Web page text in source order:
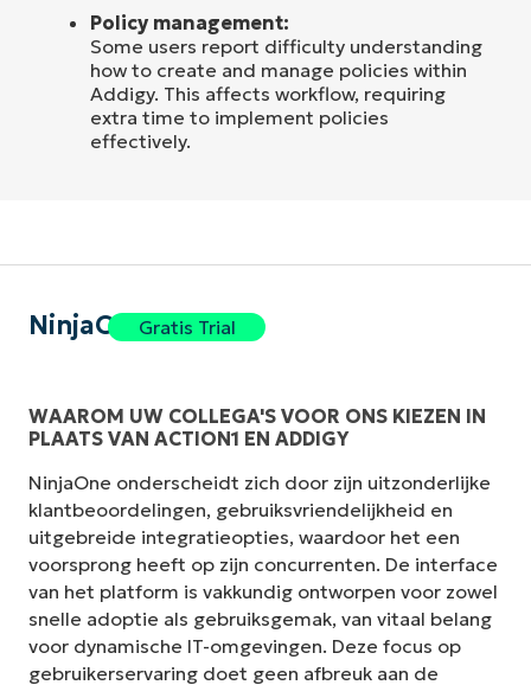
Policy management:
Some users report difficulty understanding
how to create and manage policies within
Addigy. This affects workflow, requiring
extra time to implement policies
effectively.
NinjaOneGratis Trial
WAAROM UW COLLEGA'S VOOR ONS KIEZEN IN
PLAATS VAN ACTION1 EN ADDIGY
NinjaOne onderscheidt zich door zijn uitzonderlijke
klantbeoordelingen, gebruiksvriendelijkheid en
uitgebreide integratieopties, waardoor het een
voorsprong heeft op zijn concurrenten. De interface
van het platform is vakkundig ontworpen voor zowel
snelle adoptie als gebruiksgemak, van vitaal belang
voor dynamische IT-omgevingen. Deze focus op
gebruikerservaring doet geen afbreuk aan de